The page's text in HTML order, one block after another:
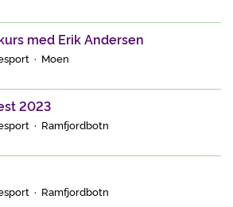
med Erik Andersen
· Moen
2023
· Ramfjordbotn
· Ramfjordbotn